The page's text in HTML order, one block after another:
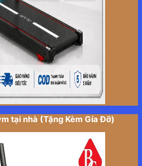
tại nhà (Tặng Kèm Gía Đỡ)